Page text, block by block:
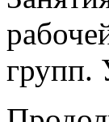
групп.